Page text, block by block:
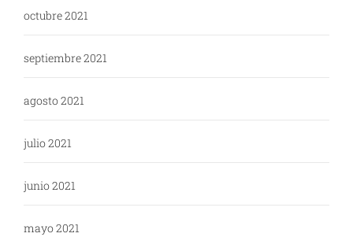
octubre 2021
septiembre 2021
agosto 2021
julio 2021
junio 2021
mayo 2021